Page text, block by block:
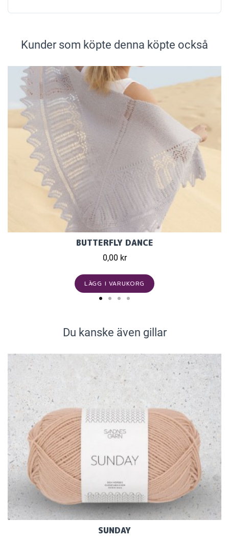
Kunder som köpte denna köpte också
BUTTERFLY DANCE
0,00 kr
LÄGG I VARUKORG
Du kanske även gillar
SUNDAY